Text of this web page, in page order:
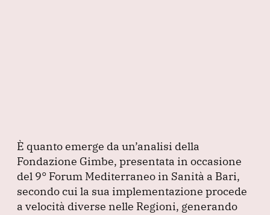
È quanto emerge da un’analisi della
Fondazione Gimbe, presentata in occasione
del 9° Forum Mediterraneo in Sanità a Bari,
secondo cui la sua implementazione procede
a velocità diverse nelle Regioni, generando